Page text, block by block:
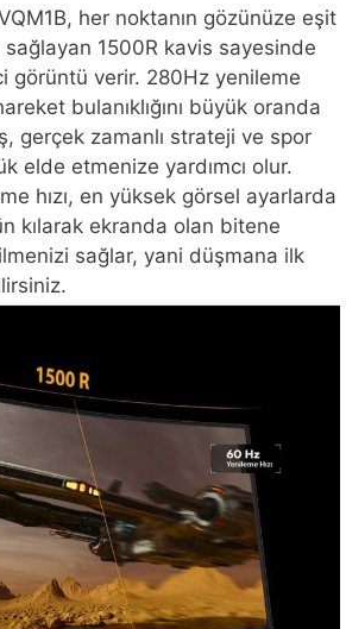
her noktanın gözünüze eşit
sağlayan 1500R kavis sayesinde
görüntü verir. 280Hz yenileme
bulanıklığını büyük oranda
gerçek zamanlı strateji ve spor
elde etmenize yardımcı olur.
hızı, en yüksek görsel ayarlarda
kılarak ekranda olan bitene
sağlar, yani düşmana ilk